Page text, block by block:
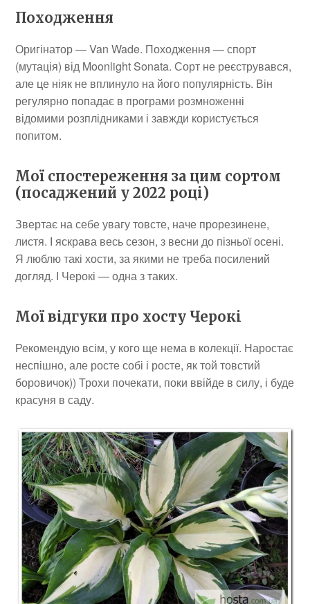
Походження
Оригінатор — Van Wade. Походження — спорт
(мутація) від Moonlight Sonata. Сорт не реєструвався,
але це ніяк не вплинуло на його популярність. Він
регулярно попадає в програми розмноженні
відомими розплідниками і завжди користується
попитом.
Мої спостереження за цим сортом
(посаджений у 2022 році)
Звертає на себе увагу товсте, наче прорезинене,
листя. І яскрава весь сезон, з весни до пізньої осені.
Я люблю такі хости, за якими не треба посилений
догляд. І Черокі — одна з таких.
Мої відгуки про хосту Черокі
Рекомендую всім, у кого ще нема в колекції. Наростає
неспішно, але росте собі і росте, як той товстий
боровичок)) Трохи почекати, поки ввійде в силу, і буде
красуня в саду.